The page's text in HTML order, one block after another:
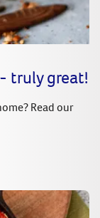
truly great!
Read our